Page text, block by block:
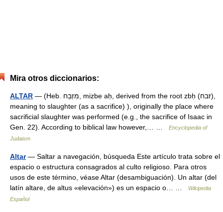
Mira otros diccionarios:
ALTAR — (Heb. מִזְבֵּח, mizbe aḥ, derived from the root zbḥ (זבח),
meaning to slaughter (as a sacrifice) ), originally the place where
sacrificial slaughter was performed (e.g., the sacrifice of Isaac in
Gen. 22). According to biblical law however,… …
Encyclopedia of
Judaism
Altar— Saltar a navegación, búsqueda Este artículo trata sobre el
espacio o estructura consagrados al culto religioso. Para otros
usos de este término, véase Altar (desambiguación). Un altar (del
latín altare, de altus «elevación») es un espacio o… …
Wikipedia
Español